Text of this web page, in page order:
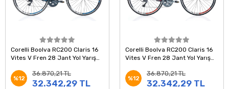
Corelli Boolva RC200 Claris 16
Vites V Fren 28 Jant Yol Yarış
Kadro
%12
36.870,21 TL
32.342,29 TL
Corelli Boolva RC200 Claris 16
Vites V Fren 28 Jant Yol Yarış
Kadro
%12
36.870,21 TL
32.342,29 TL